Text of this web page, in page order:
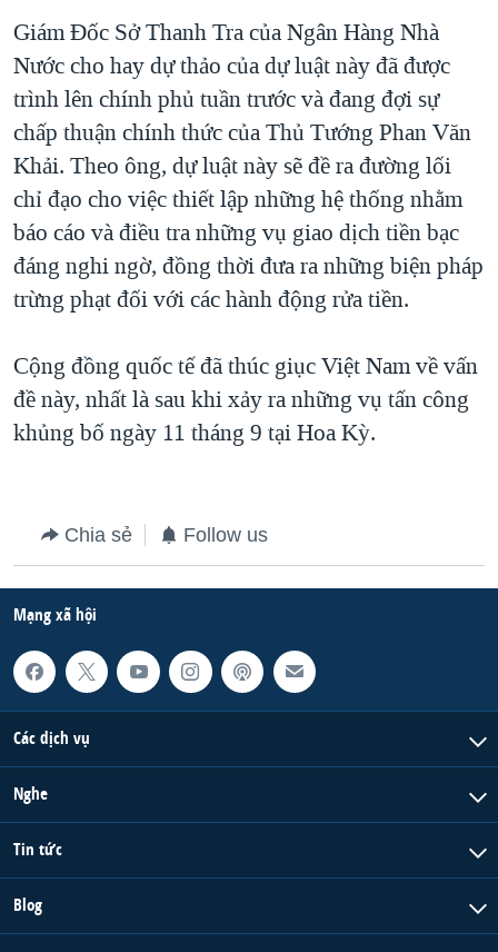
ĐỜI SỐNG
KINH TẾ
KHOA HỌC
SỨC KHOẺ
VĂN HOÁ
GIÁO DỤC
MỘT NĂM CHIẾN TRANH TẠI DẢI GAZA
GIẢI MÃ VÀNH ĐAI & CON ĐƯỜNG
NGÀY TỊ NẠN THẾ GIỚI
TRỊNH VĨNH BÌNH - NGƯỜI HẠ 'BÊN THẮNG CUỘC'
GROUND ZERO – XƯA VÀ NAY
CHI PHÍ CHIẾN TRANH AFGHANISTAN
CÁC GIÁ TRỊ CỘNG HÒA Ở VIỆT NAM
TRỊNH VĨNH BÌNH VS. CHÍNH PHỦ VIỆT NAM
NGƯ DÂN VIỆT VÀ LÀN SÓNG TRỘM HẢI SÂM
BÊN KIA QUỐC LỘ: TIẾNG VỌNG TỪ NÔNG THÔN MỸ
NGHE
MẠNG XÃ HỘI
Ngôn ngữ khác
Giám Đốc Sở Thanh Tra của Ngân Hàng Nhà
Nước cho hay dự thảo của dự luật này đã được
trình lên chính phủ tuần trước và đang đợi sự
chấp thuận chính thức của Thủ Tướng Phan Văn
Khải. Theo ông, dự luật này sẽ đề ra đường lối
chỉ đạo cho việc thiết lập những hệ thống nhằm
báo cáo và điều tra những vụ giao dịch tiền bạc
đáng nghi ngờ, đồng thời đưa ra những biện pháp
trừng phạt đối với các hành động rửa tiền.
Cộng đồng quốc tế đã thúc giục Việt Nam về vấn
đề này, nhất là sau khi xảy ra những vụ tấn công
khủng bố ngày 11 tháng 9 tại Hoa Kỳ.
Chia sẻ Follow us
Mạng xã hội
Các dịch vụ
Nghe
Tin tức
Blog